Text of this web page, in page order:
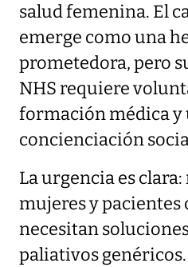
salud femenina. El
emerge como una
prometedora, pero
NHS requiere
formación médica y
concienciación
La urgencia es
mujeres y
necesitan
paliativos